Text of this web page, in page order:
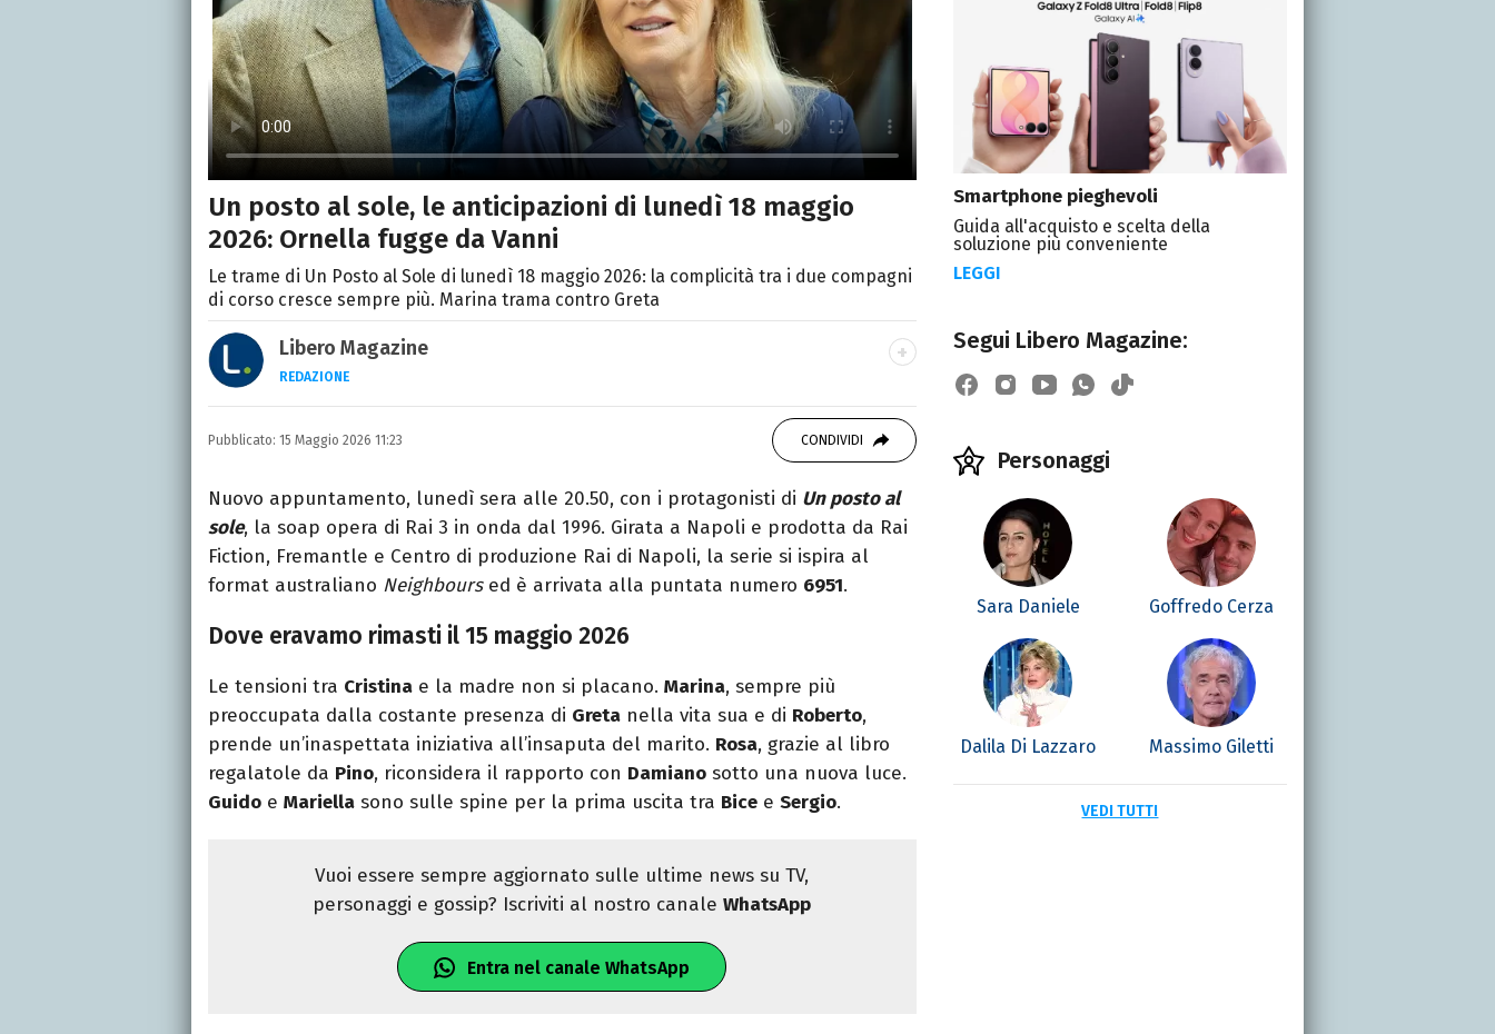
Un posto al sole, le anticipazioni di lunedì 18 maggio
2026: Ornella fugge da Vanni
Le trame di Un Posto al Sole di lunedì 18 maggio 2026: la complicità tra i due compagni
di corso cresce sempre più. Marina trama contro Greta
Libero Magazine
REDAZIONE
E-MAIL
INSTAGRAM FACEBOOK
Libero Magazine è il canale del portale Libero.it dedicato al mondo
Pubblicato: 15 Maggio 2026 11:23 CONDIVIDI
Nuovo appuntamento, lunedì sera alle 20.50, con i protagonisti di Un posto al
sole, la soap opera di Rai 3 in onda dal 1996. Girata a Napoli e prodotta da Rai
Fiction, Fremantle e Centro di produzione Rai di Napoli, la serie si ispira al
format australiano Neighboursed è arrivata alla puntata numero 6951.
Dove eravamo rimasti il 15 maggio 2026
Le tensioni tra Cristina e la madre non si placano. Marina, sempre più
preoccupata dalla costante presenza di Greta nella vita sua e di Roberto,
prende un’inaspettata iniziativa all’insaputa del marito. Rosa, grazie al libro
regalatole da Pino, riconsidera il rapporto con Damiano sotto una nuova luce.
Guido e Mariella sono sulle spine per la prima uscita tra Bice e Sergio.
Vuoi essere sempre aggiornato sulle ultime news su TV,
personaggi e gossip? Iscriviti al nostro canaleWhatsApp
Entra nel canale WhatsApp
Smartphone pieghevoli
Guida all'acquisto e scelta della
soluzione più conveniente
LEGGI
Segui Libero Magazine:
Personaggi
Sara Daniele Goffredo Cerza
Dalila Di Lazzaro Massimo Giletti
VEDI TUTTI